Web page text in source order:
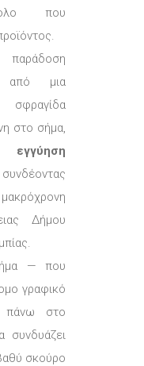
που
από μια
σφραγίδα
στο σήμα,
εγγύηση
Δήμου
— που
γραφικό
πάνω στο
σκούρο